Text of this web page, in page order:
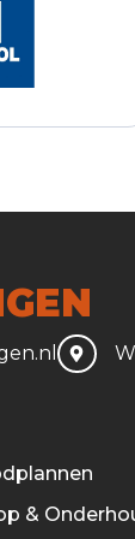
&